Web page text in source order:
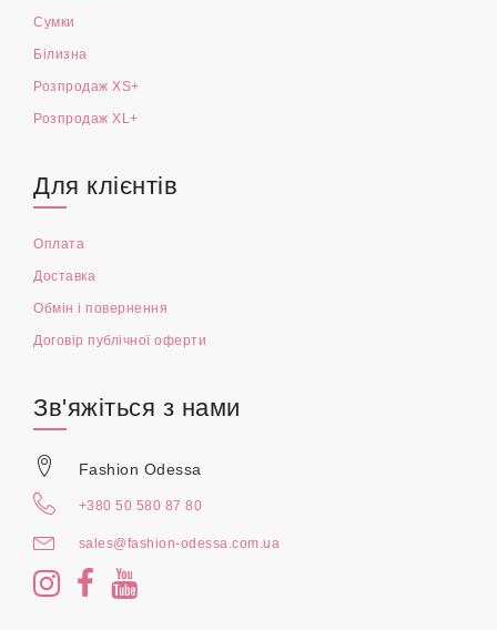
Сумки
Білизна
Розпродаж XS+
Розпродаж XL+
Для клієнтів
Оплата
Доставка
Обмін і повернення
Договір публічної оферти
Зв'яжіться з нами
Fashion Odessa
+380 50 580 87 80
sales@fashion-odessa.com.ua